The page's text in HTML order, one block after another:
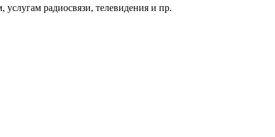
радиосвязи, телевидения и пр.